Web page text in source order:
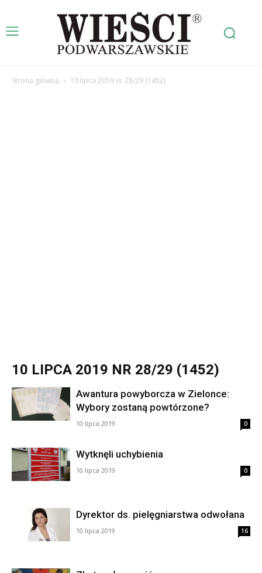
Strona główna 10 lipca 2019 nr 28/29 (1452)
10 LIPCA 2019 NR 28/29 (1452)
Awantura powyborcza w Zielonce:
Wybory zostaną powtórzone?
10 lipca 2019 0
Wytknęli uchybienia
10 lipca 2019 0
Dyrektor ds. pielęgniarstwa odwołana
10 lipca 2019 16